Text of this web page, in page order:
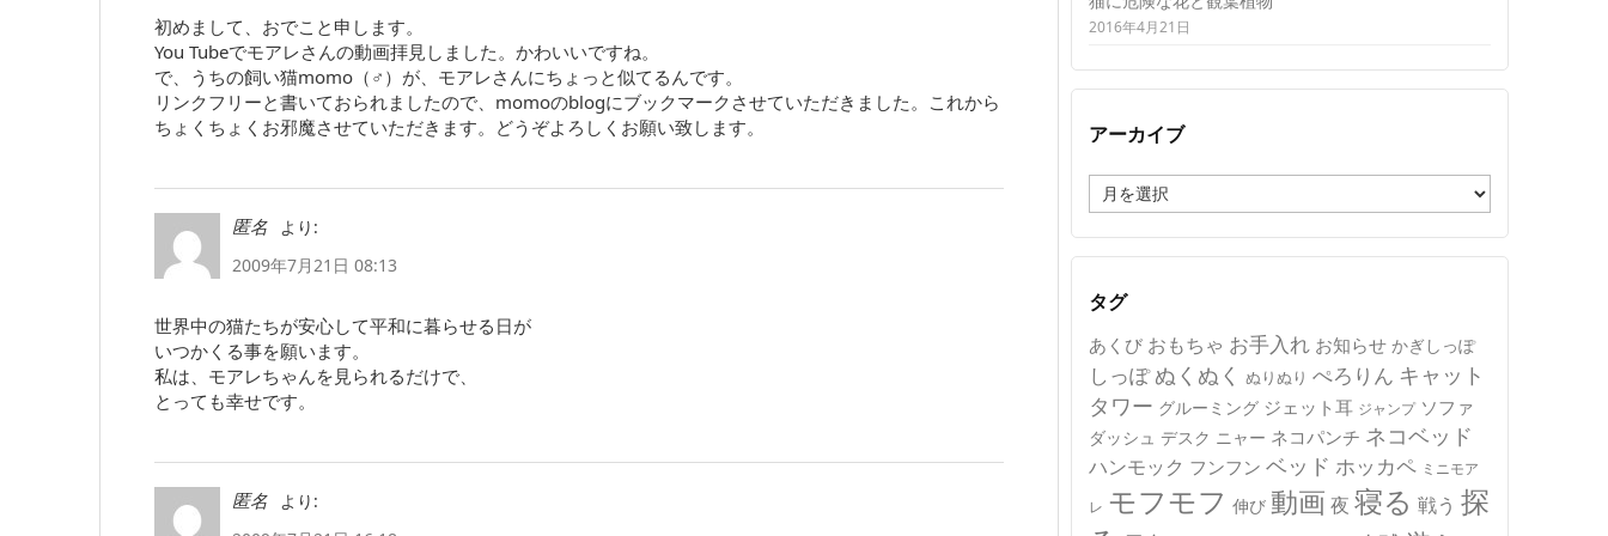
初めまして、おでこと申します。
You Tubeでモアレさんの動画拝見しました。かわいいですね。
で、うちの飼い猫momo（♂）が、モアレさんにちょっと似てるんです。
リンクフリーと書いておられましたので、momoのblogにブックマークさせていただきました。これから
ちょくちょくお邪魔させていただきます。どうぞよろしくお願い致します。
匿名
より:
2009年7月21日 08:13
世界中の猫たちが安心して平和に暮らせる日が
いつかくる事を願います。
私は、モアレちゃんを見られるだけで、
とっても幸せです。
匿名
より:
2016年4月21日
アーカイブ
ー
カ
イ
タグ
あくび おもちゃ お手入れ お知らせ かぎしっぽ
しっぽ ぬくぬく ぬりぬり ぺろりん キャット
タワー グルーミング ジェット耳 ジャンプ ソファ
ダッシュ デスク ニャー ネコパンチ ネコベッド
ハンモック フンフン ベッド ホッカペ ミニモア
レ モフモフ 伸び 動画 夜 寝る 戦う 探